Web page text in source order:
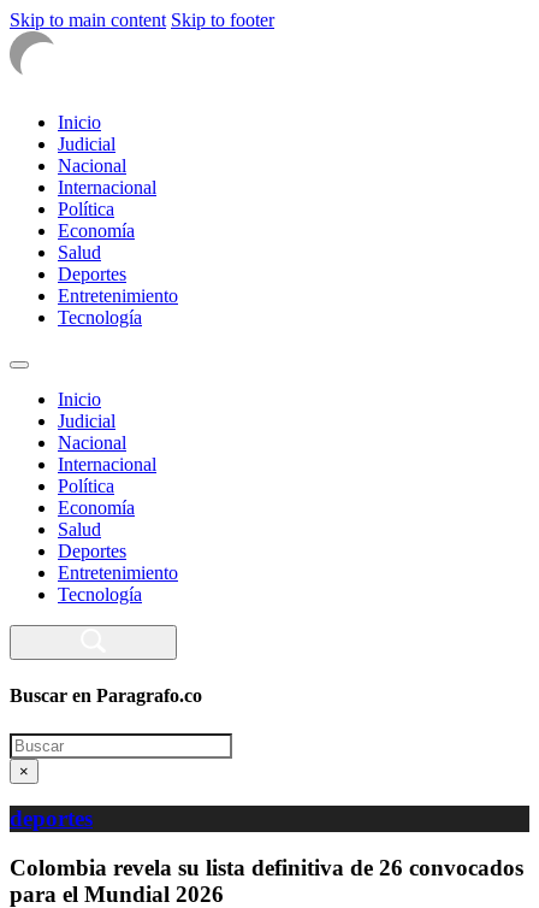
Skip to main content Skip to footer
Inicio
Judicial
Nacional
Internacional
Política
Economía
Salud
Deportes
Entretenimiento
Tecnología
Inicio
Judicial
Nacional
Internacional
Política
Economía
Salud
Deportes
Entretenimiento
Tecnología
Buscar en Paragrafo.co
Search
×
deportes
Colombia revela su lista definitiva de 26 convocados
para el Mundial 2026